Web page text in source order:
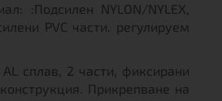
:Подсилен NYLON/NYLEX,
PVC части. регулируем
сплав, 2 части, фиксирани
Прикрепване на